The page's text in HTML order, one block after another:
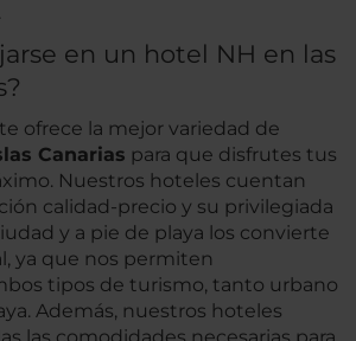
en un hotel NH en las
ofrece la mejor variedad de
Canarias para que disfrutes tus
Nuestros hoteles cuentan
calidad-precio y su privilegiada
y a pie de playa los convierte
ya que nos permiten
tipos de turismo, tanto urbano
Además, nuestros hoteles